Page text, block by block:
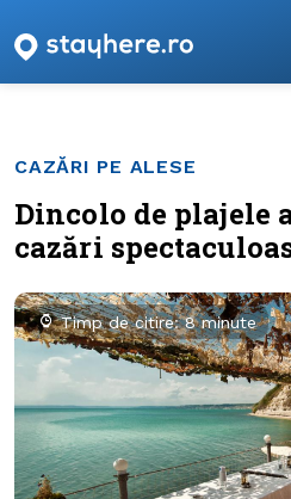
CAZĂRI PE ALESE
Dincolo de plajele
cazări
Timp de citire: 8 minute